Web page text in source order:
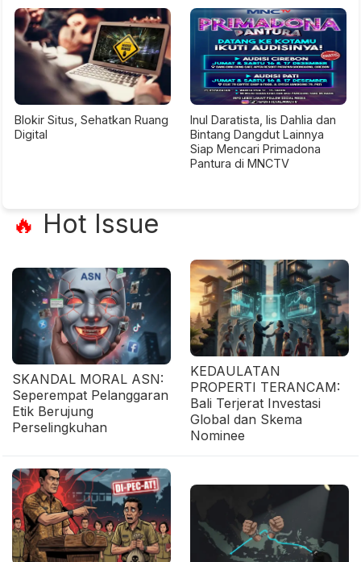
Blokir Situs, Sehatkan Ruang
Digital
Inul Daratista, Iis Dahlia dan
Bintang Dangdut Lainnya
Siap Mencari Primadona
Pantura di MNCTV
🔥 Hot Issue
SKANDAL MORAL ASN:
Seperempat Pelanggaran
Etik Berujung
Perselingkuhan
KEDAULATAN
PROPERTI TERANCAM:
Bali Terjerat Investasi
Global dan Skema
Nominee